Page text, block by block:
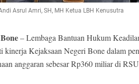
Asrul Amri, SH, MH Ketua LBH Kenusutra
– Lembaga Bantuan Hukum
kinerja Kejaksaan Negeri Bone dalam
anggaran sebesar Rp360 miliar di